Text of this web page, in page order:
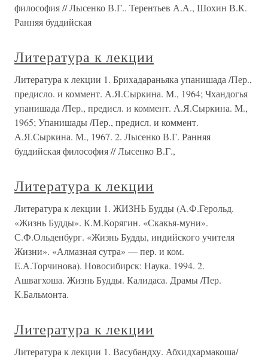
философия // Лысенко В.Г.. Терентьев А.А., Шохин В.К.
Ранняя буддийская
Литература к лекции
Литература к лекции 1. Брихадараньяка упанишада /Пер.,
предисло. и коммент. А.Я.Сыркина. М., 1964; Чхандогья
упанишада /Пер., предисл. и коммент. А.Я.Сыркина. М.,
1965; Упанишады /Пер., предисл. и коммент.
А.Я.Сыркина. М., 1967. 2. Лысенко В.Г. Ранняя
буддийская философия // Лысенко В.Г.,
Литература к лекции
Литература к лекции 1. ЖИЗНЬ Будды (А.Ф.Герольд.
«Жизнь Будды». К.М.Корягин. «Скакья-муни».
С.Ф.Ольденбург. «Жизнь Будды, индийского учителя
Жизни». «Алмазная сутра» — пер. и ком.
Е.А.Торчинова). Новосибирск: Наука. 1994. 2.
Ашвагхоша. Жизнь Будды. Калидаса. Драмы /Пер.
К.Бальмонта.
Литература к лекции
Литература к лекции 1. Васубандху. Абхидхармакоша/